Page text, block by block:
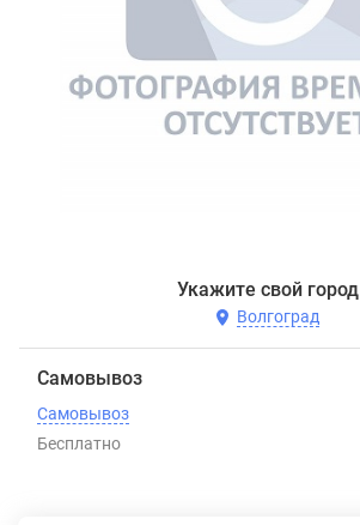
Укажите свой город
Волгоград
Самовывоз
Самовывоз
Бесплатно